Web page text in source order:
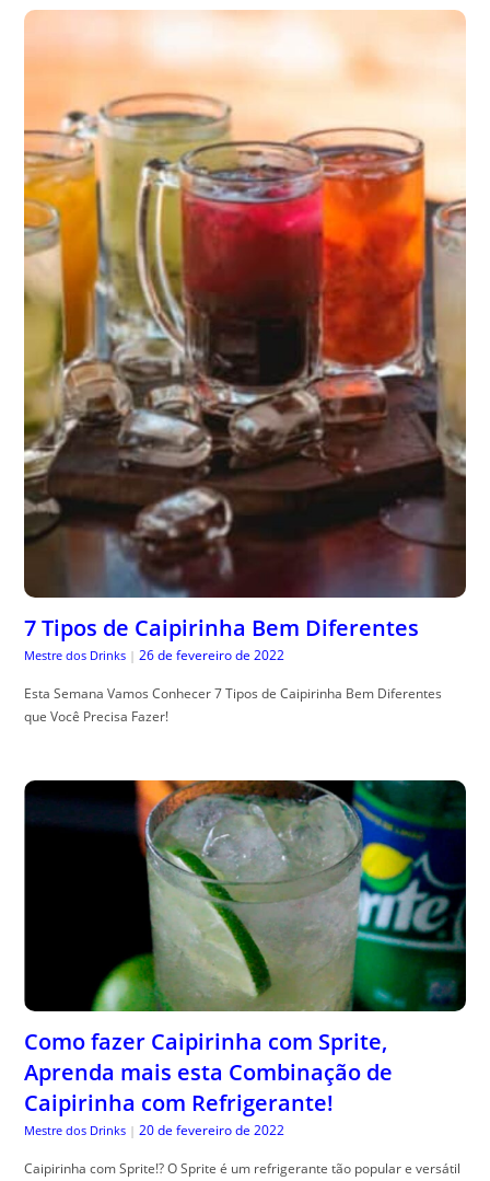
7 Tipos de Caipirinha Bem Diferentes
Mestre dos Drinks | 26 de fevereiro de 2022
Esta Semana Vamos Conhecer 7 Tipos de Caipirinha Bem Diferentes
que Você Precisa Fazer!
Como fazer Caipirinha com Sprite,
Aprenda mais esta Combinação de
Caipirinha com Refrigerante!
Mestre dos Drinks | 20 de fevereiro de 2022
Caipirinha com Sprite!? O Sprite é um refrigerante tão popular e versátil